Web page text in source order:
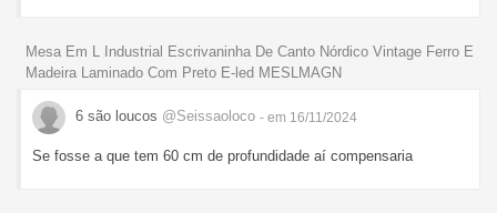
Mesa Em L Industrial Escrivaninha De Canto Nórdico Vintage Ferro E
Madeira Laminado Com Preto E-led MESLMAGN
6 são loucos @Seissaoloco - em 16/11/2024
Se fosse a que tem 60 cm de profundidade aí compensaria